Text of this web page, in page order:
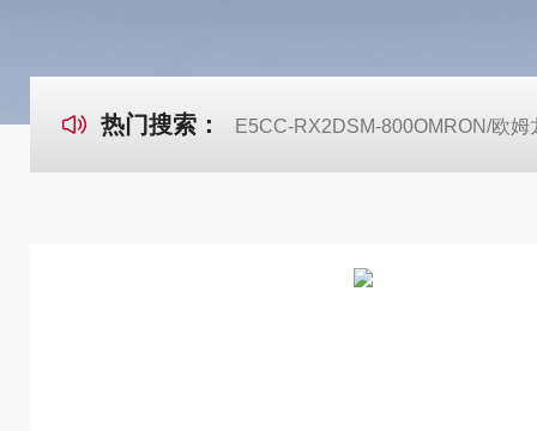
热门搜索： E5CC-RX2DSM-800OMRON/欧